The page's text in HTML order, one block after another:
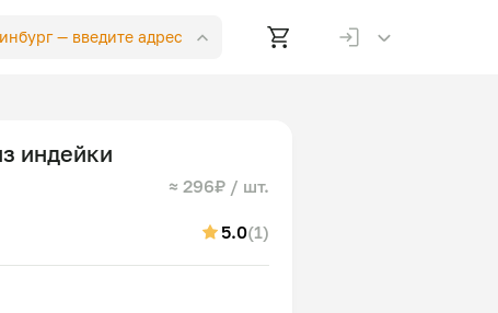
— введите адрес
индейки
≈ 296₽ / шт.
5.0(1)